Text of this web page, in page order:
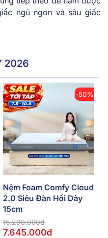
ngủ ngon và sâu giấc
2026
-50%
Nệm Foam Comfy Cloud
2.0 Siêu Đàn Hồi Dày
15cm
15.290.000đ
7.645.000đ